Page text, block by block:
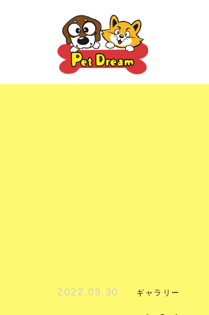
2022.09.30 ギャラリー